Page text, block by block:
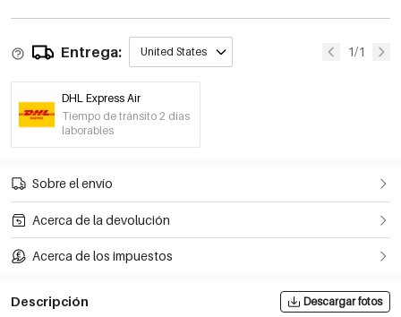
Entrega: United States 1/1
DHL Express Air
Tiempo de tránsito 2 días
laborables
Sobre el envío
Acerca de la devolución
Acerca de los impuestos
Descripción Descargar fotos